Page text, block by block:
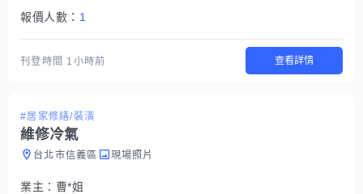
報價人數： 1
刊登時間 1小時前 查看詳情
#居家修繕/裝潢
維修冷氣
台北市信義區 現場照片
業主： 曹*姐